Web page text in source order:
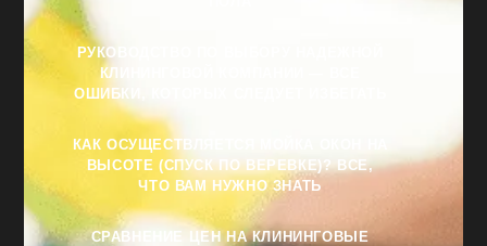
РУКОВОДСТВО ПО ВЫБОРУ НАДЕЖНОЙ
КЛИНИНГОВОЙ КОМПАНИИ — ВСЕ
ОШИБКИ, КОТОРЫХ СЛЕДУЕТ ИЗБЕГАТЬ
КАК ОСУЩЕСТВЛЯЕТСЯ МОЙКА ОКОН НА
ВЫСОТЕ (СПУСК ПО ВЕРЕВКЕ)? ВСЕ,
ЧТО ВАМ НУЖНО ЗНАТЬ
СРАВНЕНИЕ ЦЕН НА КЛИНИНГОВЫЕ